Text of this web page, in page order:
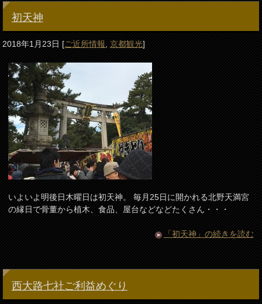
初天神
2018年1月23日[ご近所情報,京都観光]
いよいよ明後日木曜日は初天神。 毎月25日に開かれる北野天満宮
の縁日で骨董から植木、食品、屋台などなどたくさん・・・
「初天神」の続きを読む
西大路七社ご利益めぐり